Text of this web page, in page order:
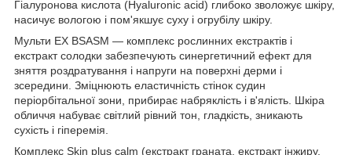
Гіалуронова кислота (Hyaluronic acid) глибоко зволожує шкіру,
насичує вологою і пом'якшує суху і огрубілу шкіру.
Мульти EX BSASM — комплекс рослинних екстрактів і
екстракт солодки забезпечують синергетичний ефект для
зняття роздратування і напруги на поверхні дерми і
зсередини. Зміцнюють еластичність стінок судин
періорбітальної зони, прибирає набряклість і в'ялість. Шкіра
обличчя набуває світлий рівний тон, гладкість, зникають
сухість і гіперемія.
Комплекс Skin plus calm (екстракт граната, екстракт інжиру,